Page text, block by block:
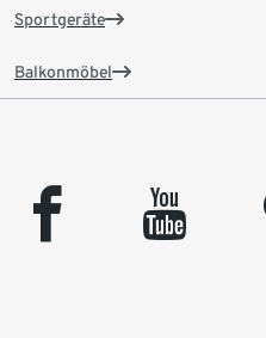
Sportgeräte
Balkonmöbel
facebook youtube